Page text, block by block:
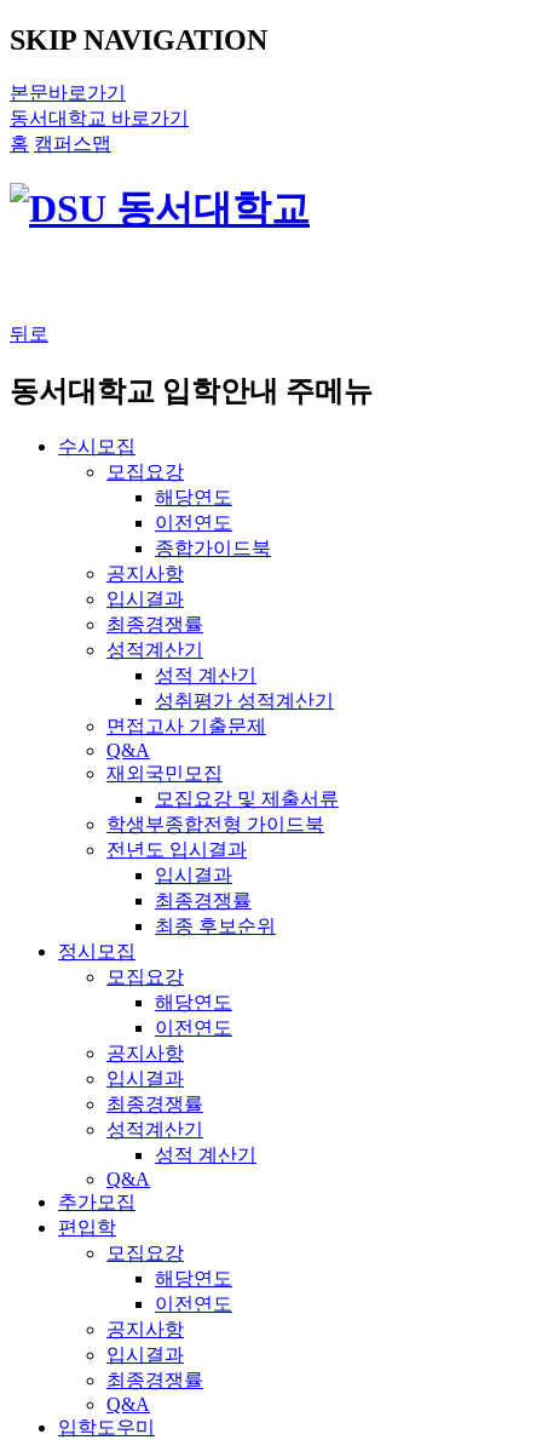
SKIP NAVIGATION
본문바로가기
동서대학교 바로가기
홈 캠퍼스맵
뒤로
동서대학교 입학안내 주메뉴
수시모집
모집요강
해당연도
이전연도
종합가이드북
공지사항
입시결과
최종경쟁률
성적계산기
성적 계산기
성취평가 성적계산기
면접고사 기출문제
Q&A
재외국민모집
모집요강 및 제출서류
학생부종합전형 가이드북
전년도 입시결과
입시결과
최종경쟁률
최종 후보순위
정시모집
모집요강
해당연도
이전연도
공지사항
입시결과
최종경쟁률
성적계산기
성적 계산기
Q&A
추가모집
편입학
모집요강
해당연도
이전연도
공지사항
입시결과
최종경쟁률
Q&A
입학도우미